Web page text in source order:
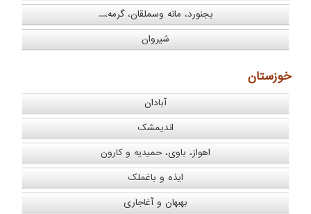
بجنورد، مانه وسملقان، گرمه،...
شیروان
خوزستان
آبادان
اندیمشک
اهواز، باوی، حمیدیه و کارون
ایذه و باغملک
بهبهان و آغاجاری